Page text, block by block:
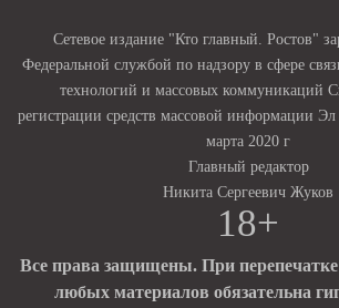
Сетевое издание "Кто главный. Ростов"
Федеральной службой по надзору в сфере
технологий и массовых коммуникаций
регистрации средств массовой информации
марта 2020 г
Главный редактор
Никита Сергеевич Жуков
18+
Все права защищены. При перепечатке
любых материалов обязательна